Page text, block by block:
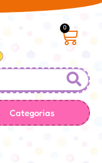
0
Categorias